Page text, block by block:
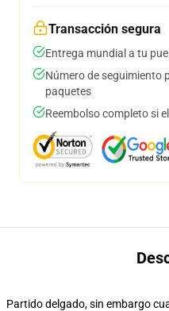
Transacción segura
Entrega mundial a tu
Número de seguimiento
paquetes
Reembolso completo si
Partido delgado, sin embargo